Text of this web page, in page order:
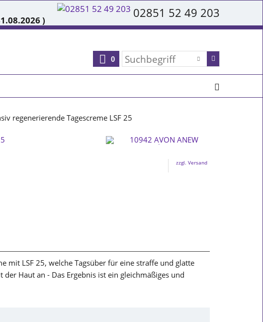
) 02851 52 49 203
0
regenerierende Tagescreme LSF 25
zzgl. Versand
mit LSF 25, welche Tagsüber für eine straffe und glatte
Haut an - Das Ergebnis ist ein gleichmäßiges und